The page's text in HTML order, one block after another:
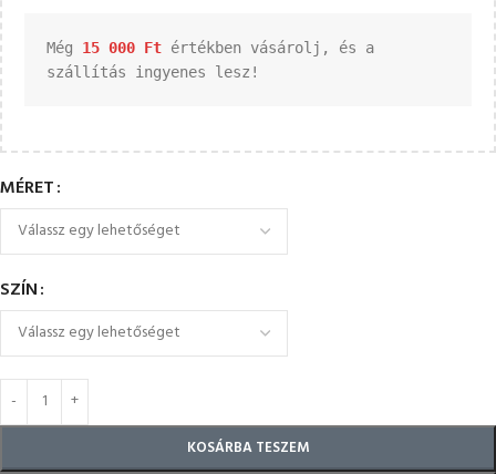
Még 15 000 Ft értékben vásárolj, és a
szállítás ingyenes lesz!
MÉRET
SZÍN
KOSÁRBA TESZEM